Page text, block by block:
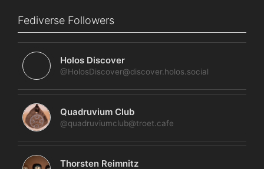
Fediverse Followers
Holos Discover
@HolosDiscover@discover.holos.social
Quadruvium Club
@quadruviumclub@troet.cafe
Thorsten Reimnitz